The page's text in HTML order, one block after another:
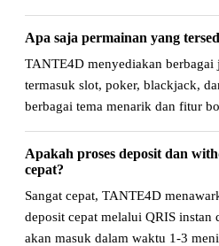
Apa saja permainan yang
TANTE4D menyediakan
termasuk slot, poker, blackjack,
berbagai tema menarik dan fitur
Apakah proses deposit dan
cepat?
Sangat cepat, TANTE4D
deposit cepat melalui QRIS instan
akan masuk dalam waktu 1-3